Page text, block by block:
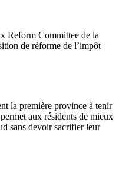
Reform Committee de la
de réforme de l’impôt
la première province à tenir
aux résidents de mieux
sans devoir sacrifier leur